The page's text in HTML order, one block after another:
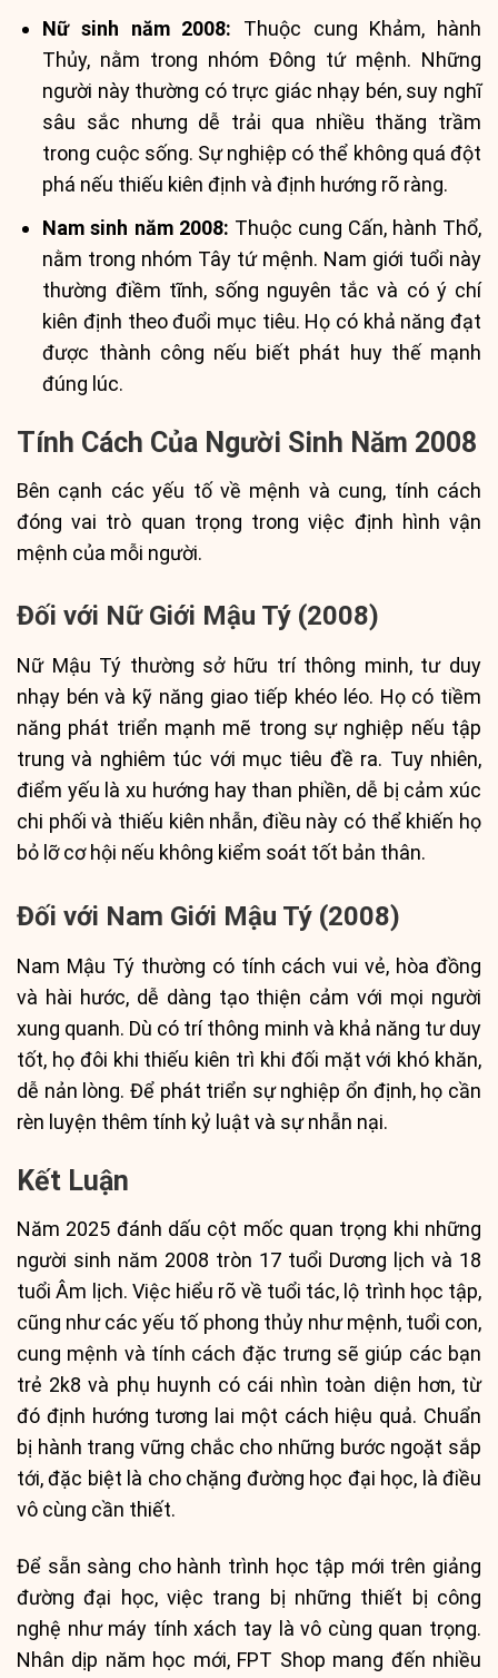
Nữ sinh năm 2008: Thuộc cung Khảm, hành
Thủy, nằm trong nhóm Đông tứ mệnh. Những
người này thường có trực giác nhạy bén, suy nghĩ
sâu sắc nhưng dễ trải qua nhiều thăng trầm
trong cuộc sống. Sự nghiệp có thể không quá đột
phá nếu thiếu kiên định và định hướng rõ ràng.
Nam sinh năm 2008: Thuộc cung Cấn, hành Thổ,
nằm trong nhóm Tây tứ mệnh. Nam giới tuổi này
thường điềm tĩnh, sống nguyên tắc và có ý chí
kiên định theo đuổi mục tiêu. Họ có khả năng đạt
được thành công nếu biết phát huy thế mạnh
đúng lúc.
Tính Cách Của Người Sinh Năm 2008
Bên cạnh các yếu tố về mệnh và cung, tính cách
đóng vai trò quan trọng trong việc định hình vận
mệnh của mỗi người.
Đối với Nữ Giới Mậu Tý (2008)
Nữ Mậu Tý thường sở hữu trí thông minh, tư duy
nhạy bén và kỹ năng giao tiếp khéo léo. Họ có tiềm
năng phát triển mạnh mẽ trong sự nghiệp nếu tập
trung và nghiêm túc với mục tiêu đề ra. Tuy nhiên,
điểm yếu là xu hướng hay than phiền, dễ bị cảm xúc
chi phối và thiếu kiên nhẫn, điều này có thể khiến họ
bỏ lỡ cơ hội nếu không kiểm soát tốt bản thân.
Đối với Nam Giới Mậu Tý (2008)
Nam Mậu Tý thường có tính cách vui vẻ, hòa đồng
và hài hước, dễ dàng tạo thiện cảm với mọi người
xung quanh. Dù có trí thông minh và khả năng tư duy
tốt, họ đôi khi thiếu kiên trì khi đối mặt với khó khăn,
dễ nản lòng. Để phát triển sự nghiệp ổn định, họ cần
rèn luyện thêm tính kỷ luật và sự nhẫn nại.
Kết Luận
Năm 2025 đánh dấu cột mốc quan trọng khi những
người sinh năm 2008 tròn 17 tuổi Dương lịch và 18
tuổi Âm lịch. Việc hiểu rõ về tuổi tác, lộ trình học tập,
cũng như các yếu tố phong thủy như mệnh, tuổi con,
cung mệnh và tính cách đặc trưng sẽ giúp các bạn
trẻ 2k8 và phụ huynh có cái nhìn toàn diện hơn, từ
đó định hướng tương lai một cách hiệu quả. Chuẩn
bị hành trang vững chắc cho những bước ngoặt sắp
tới, đặc biệt là cho chặng đường học đại học, là điều
vô cùng cần thiết.
Để sẵn sàng cho hành trình học tập mới trên giảng
đường đại học, việc trang bị những thiết bị công
nghệ như máy tính xách tay là vô cùng quan trọng.
Nhân dịp năm học mới, FPT Shop mang đến nhiều